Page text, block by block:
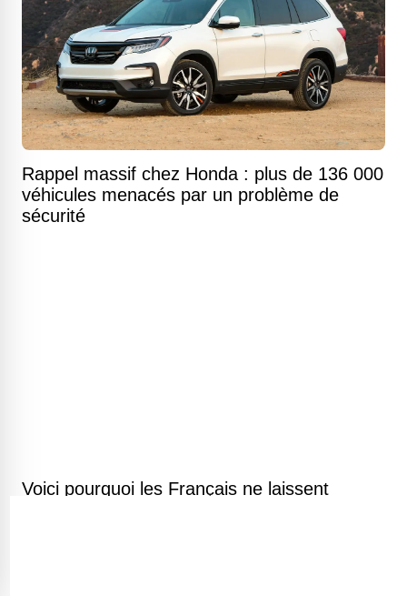
Rappel massif chez Honda : plus de 136 000
véhicules menacés par un problème de
sécurité
Voici pourquoi les Français ne laissent